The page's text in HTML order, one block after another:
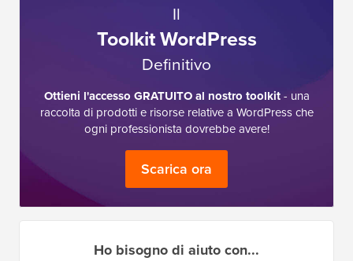
Il
Toolkit WordPress
Definitivo
Ottieni l'accesso GRATUITO al nostro toolkit- una
raccolta di prodotti e risorse relative a WordPress che
ogni professionista dovrebbe avere!
Scarica ora
Ho bisogno di aiuto con...